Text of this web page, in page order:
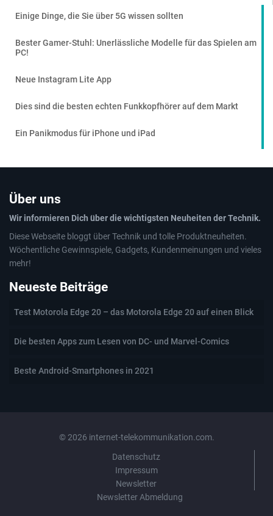
Einige Dinge, die Sie über 5G wissen sollten
Bester Gamer-Stuhl: Unerlässliche Modelle für das Spielen am
PC!
Neue Instagram Lite App
Dies sind die besten echten Funkkopfhörer auf dem Markt
Ein Panikmodus für iPhone und iPad
Über uns
Wir informieren Dich über die wichtigsten Neuheiten der Technik.
Diese Webseite bloggt über Technik und tolle Produktneuheiten.
Wöchentliche Gewinnspiele, Gadgets, Kundenmeinungen und vieles
mehr!
Neueste Beiträge
Test Motorola Edge 20 – das Motorola Edge 20 auf einen Blick
Die besten Apps zum Lesen von DC- und Marvel-Comics
Beste Android-Smartphones in 2021
© 2026 internet-telekommunikation.com.
Datenschutz
Impressum
Newsletter
Newsletter Abmeldung